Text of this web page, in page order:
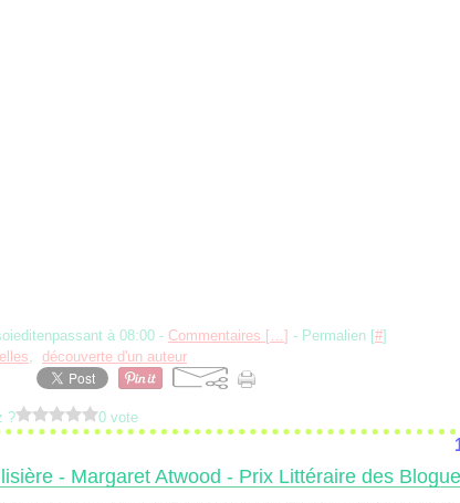
à 08:00 - Commentaires […] - Permalien [#]
, découverte d'un auteur
? 0 vote
- Margaret Atwood - Prix Littéraire des